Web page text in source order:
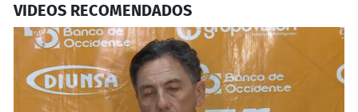
VIDEOS RECOMENDADOS